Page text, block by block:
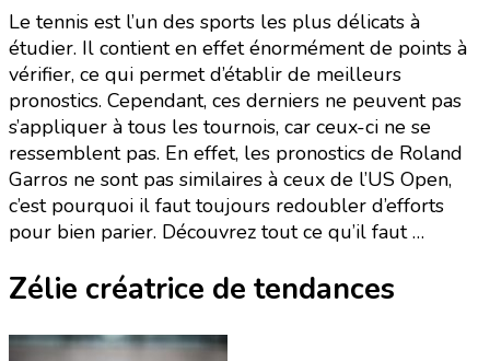
Le tennis est l’un des sports les plus délicats à
étudier. Il contient en effet énormément de points à
vérifier, ce qui permet d’établir de meilleurs
pronostics. Cependant, ces derniers ne peuvent pas
s’appliquer à tous les tournois, car ceux-ci ne se
ressemblent pas. En effet, les pronostics de Roland
Garros ne sont pas similaires à ceux de l’US Open,
c’est pourquoi il faut toujours redoubler d’efforts
pour bien parier. Découvrez tout ce qu’il faut …
Zélie créatrice de tendances